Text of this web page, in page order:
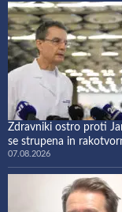
Zdravniki ostro proti
se strupena in
07.08.2026